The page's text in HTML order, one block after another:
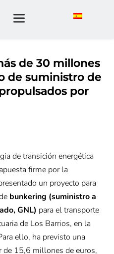
de 30 millones
de suministro de
por
de transición energética
firme por la
un proyecto para
bunkering (suministro a
GNL) para el transporte
de Los Barrios, en la
ello, ha previsto una
de 15,6 millones de euros,